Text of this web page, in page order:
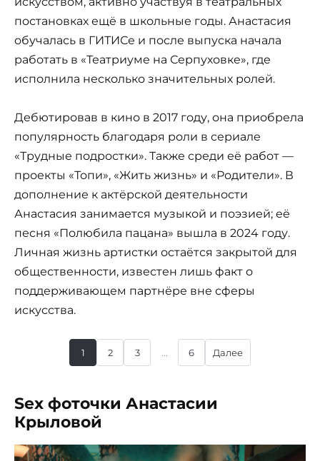
постановках ещё в школьные годы. Анастасия
обучалась в ГИТИСе и после выпуска начала
работать в «Театриуме на Серпуховке», где
исполнила несколько значительных ролей.
Дебютировав в кино в 2017 году, она приобрела
популярность благодаря роли в сериале
«Трудные подростки». Также среди её работ —
проекты «Топи», «Жить жизнь» и «Родители». В
дополнение к актёрской деятельности
Анастасия занимается музыкой и поэзией; её
песня «Полюбила пацана» вышла в 2024 году.
Личная жизнь артистки остаётся закрытой для
общественности, известен лишь факт о
поддерживающем партнёре вне сферы
искусства.
1 2 3 ... 6 Далее
Sex фоточки Анастасии
Крыловой